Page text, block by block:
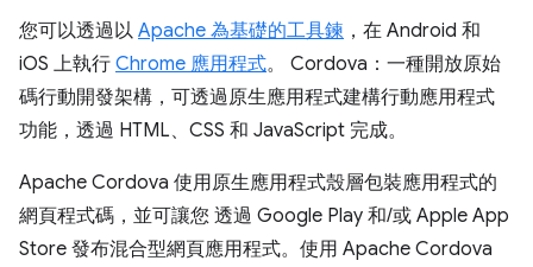
您可以透過以 Apache 為基礎的工具鍊 ，在 Android 和
iOS 上執行 Chrome 應用程式。 Cordova：一種開放原始
碼行動開發架構，可透過原生應用程式建構行動應用程式
功能，透過 HTML、CSS 和 JavaScript 完成。
Apache Cordova 使用原生應用程式殼層包裝應用程式的
網頁程式碼，並可讓您 透過 Google Play 和/或 Apple App
Store 發布混合型網頁應用程式。使用 Apache Cordova